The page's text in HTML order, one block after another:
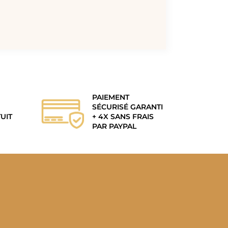
PAIEMENT
SÉCURISÉ GARANTI
+ 4X SANS FRAIS
PAR PAYPAL